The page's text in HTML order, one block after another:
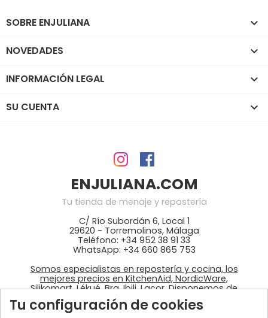
SOBRE ENJULIANA 
NOVEDADES 
INFORMACIÓN LEGAL 
SU CUENTA 
ENJULIANA.COM
Tu tienda de menaje y repostería
C/ Río Subordán 6, Local 1
29620 - Torremolinos, Málaga
Teléfono: +34 952 38 91 33
WhatsApp: +34 660 865 753
Somos especialistas en repostería y cocina, los
mejores precios en KitchenAid, NordicWare,
Silikomart, Lékué, Bra, Ibili, Lacor. Disponemos de
ingredientes: colorantes Wilton, fondant
azucrén, pastas de Sosa, …
Tu configuración de cookies